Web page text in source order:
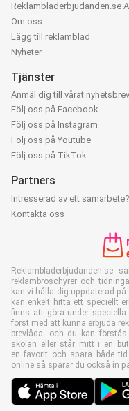
Reklambladerbjudanden.se
Om oss
Lägg till reklamblad
Nyheter
Tjänster
Anmäl dig till vårat nyhetsbrev
Följ oss på Facebook
Följ oss på Instagram
Följ oss på Youtube
Följ oss på TikTok
Partners
Intresserad av ett samarbete?
Kontakta oss
Reklambladerbjudanden.se
reklambroschyrer och
kan vi hålla dig uppdaterad
kan enkelt hitta ett speciellt
finns att göra under
först med att kunna erbjuda
brevlåda. och du kan
skolan eller står mitt i en
en favorit och spara både
online så sparar du också in